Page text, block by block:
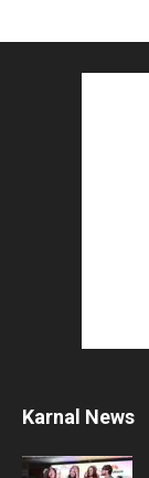
Karnal News